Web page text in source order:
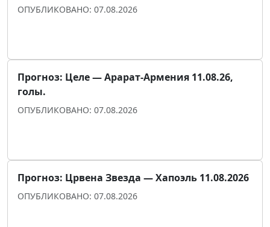
ОПУБЛИКОВАНО: 07.08.2026
Прогноз: Целе — Арарат-Армения 11.08.26,
голы.
ОПУБЛИКОВАНО: 07.08.2026
Прогноз: Црвена Звезда — Хапоэль 11.08.2026
ОПУБЛИКОВАНО: 07.08.2026